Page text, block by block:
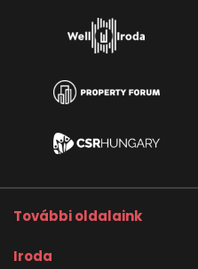
További oldalaink
Iroda